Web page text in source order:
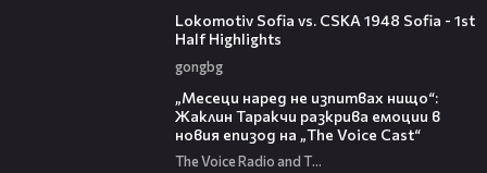
Lokomotiv Sofia vs. CSKA 1948 Sofia - 1st
Half Highlights
gongbg
„Месеци наред не изпитвах нищо“:
Жаклин Таракчи разкрива емоции в
новия епизод на „The Voice Cast“
The Voice Radio and TV Bulgaria